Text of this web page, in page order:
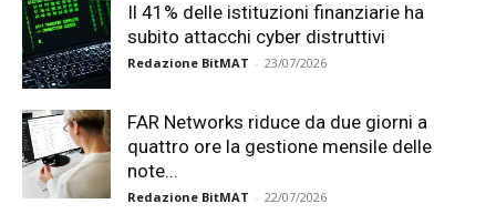
Il 41% delle istituzioni finanziarie ha
subito attacchi cyber distruttivi
Redazione BitMAT - 23/07/2026
FAR Networks riduce da due giorni a
quattro ore la gestione mensile delle
note...
Redazione BitMAT - 22/07/2026